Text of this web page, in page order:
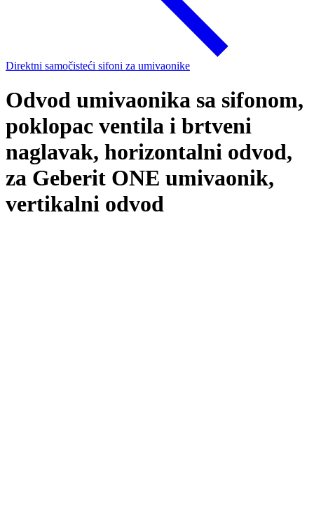
Direktni samočisteći sifoni za umivaonike
Odvod umivaonika sa sifonom,
poklopac ventila i brtveni
naglavak, horizontalni odvod,
za Geberit ONE umivaonik,
vertikalni odvod